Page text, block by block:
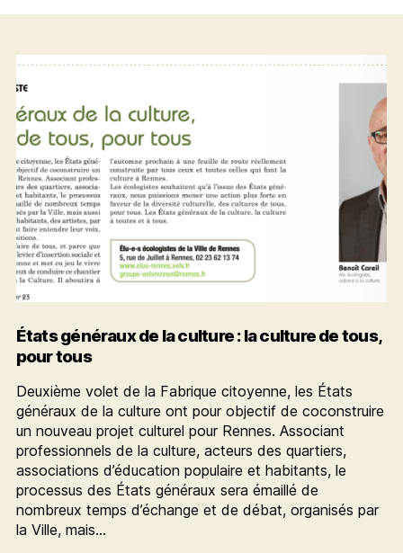
États généraux de la culture : la culture de tous,
pour tous
Deuxième volet de la Fabrique citoyenne, les États
généraux de la culture ont pour objectif de coconstruire
un nouveau projet culturel pour Rennes. Associant
professionnels de la culture, acteurs des quartiers,
associations d’éducation populaire et habitants, le
processus des États généraux sera émaillé de
nombreux temps d’échange et de débat, organisés par
la Ville, mais…